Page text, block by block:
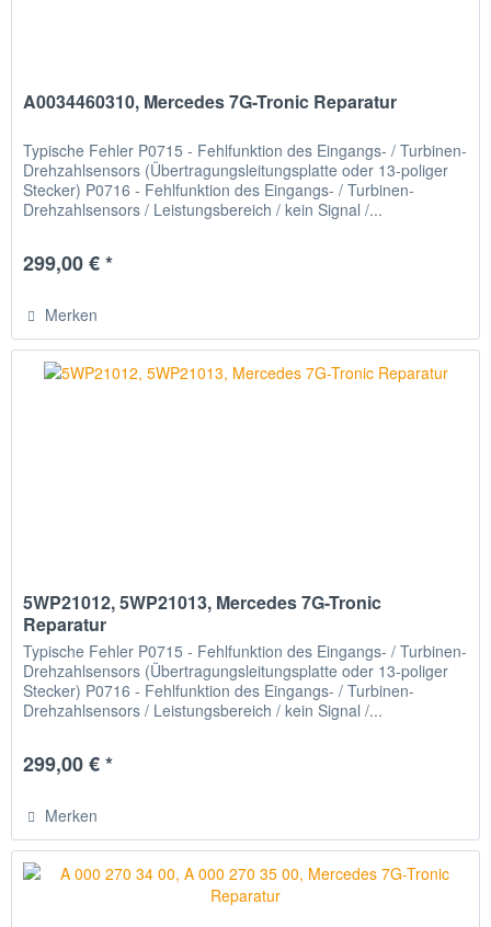
A0034460310, Mercedes 7G-Tronic Reparatur
Typische Fehler P0715 - Fehlfunktion des Eingangs- / Turbinen-
Drehzahlsensors (Übertragungsleitungsplatte oder 13-poliger
Stecker) P0716 - Fehlfunktion des Eingangs- / Turbinen-
Drehzahlsensors / Leistungsbereich / kein Signal /...
299,00 € *
Merken
5WP21012, 5WP21013, Mercedes 7G-Tronic
Reparatur
Typische Fehler P0715 - Fehlfunktion des Eingangs- / Turbinen-
Drehzahlsensors (Übertragungsleitungsplatte oder 13-poliger
Stecker) P0716 - Fehlfunktion des Eingangs- / Turbinen-
Drehzahlsensors / Leistungsbereich / kein Signal /...
299,00 € *
Merken